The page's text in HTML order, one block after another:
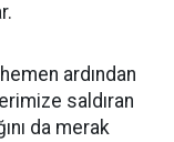
ardından
saldıran
da merak